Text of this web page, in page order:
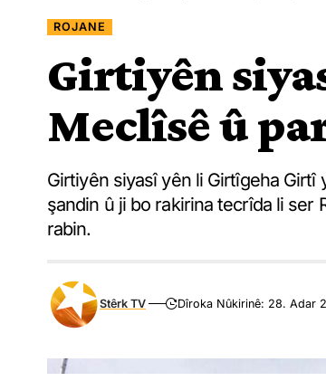
ROJANE
Girtiyên
Meclîsê û
Girtiyên siyasî yên li Girtîgeha Girtî
şandin û ji bo rakirina tecrîda li ser
rabin.
Stêrk TV Dîroka Nûkirinê: 28. Adar